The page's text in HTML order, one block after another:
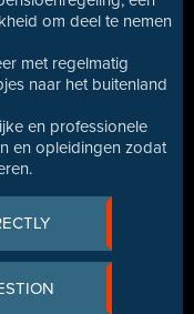
om deel te nemen
met regelmatig
naar het buitenland
en professionele
en opleidingen zodat